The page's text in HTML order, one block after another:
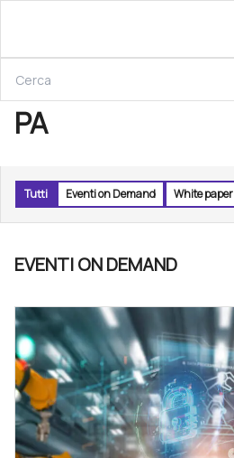
PA
Tutti Eventi on Demand White paper
EVENTI ON DEMAND